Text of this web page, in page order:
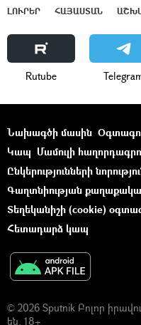
ԼՈՒՐԵՐ ՀԱՅԱՍՏԱՆ
Rutube
Նախագծի մասին
Կապ Մամուլի
Ընկերությունների
Գաղտնիության
Տեղեկանիշի (cookie)
Հետադարձ կապ
© 2026 Sputnik Բոլոր
են. 18+